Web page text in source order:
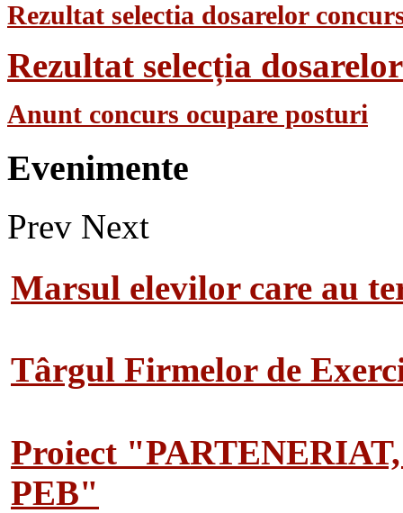
Rezultat selectia dosarelor
Rezultat selecția
Anunt concurs ocupare posturi
Evenimente
Prev Next
Marsul elevilor care au
Târgul Firmelor de
Proiect
PEB"